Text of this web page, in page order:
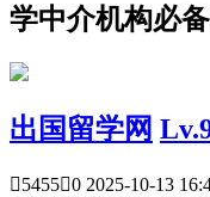
学中介机构必
出国留学网
54550 2025-10-13